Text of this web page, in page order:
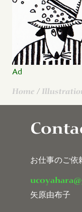
Ad
Home /
お仕事のご依
矢原由布子